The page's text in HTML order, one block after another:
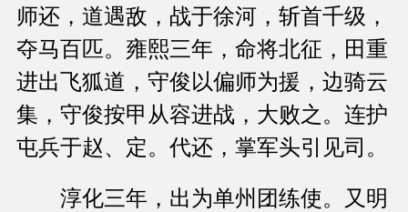
师还，道遇敌，战于徐河，斩首千级，
夺马百匹。雍熙三年，命将北征，田重
进出飞狐道，守俊以偏师为援，边骑云
集，守俊按甲从容进战，大败之。连护
屯兵于赵、定。代还，掌军头引见司。
淳化三年，出为单州团练使。又明